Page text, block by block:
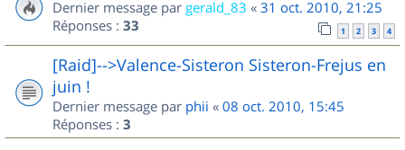
Dernier message par gerald_83 « 31 oct. 2010, 21:25
Réponses : 33 1 2 3 4
[Raid]-->Valence-Sisteron Sisteron-Frejus en
juin !
Dernier message par phii « 08 oct. 2010, 15:45
Réponses : 3